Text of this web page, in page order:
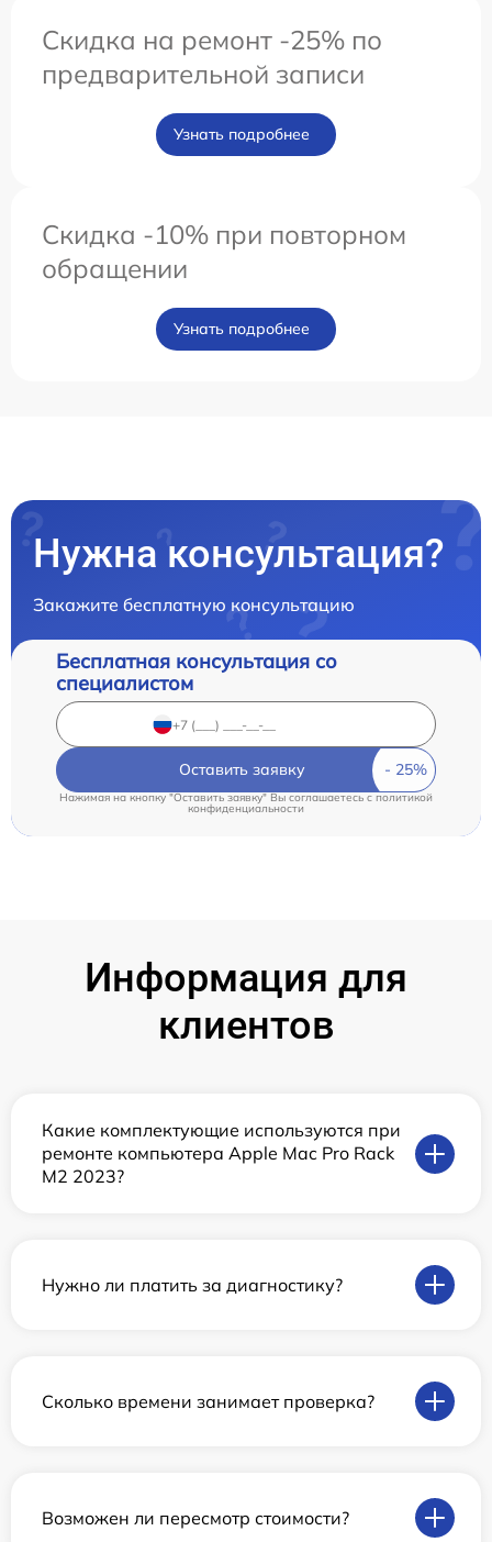
Скидка на ремонт -25% по
предварительной записи
Узнать подробнее
Скидка -10% при повторном
обращении
Узнать подробнее
Нужна консультация?
Закажите бесплатную консультацию
Бесплатная консультация со
специалистом
Оставить заявку
Нажимая на кнопку "Оставить заявку" Вы соглашаетесь c политикой
конфиденциальности
Информация для
клиентов
Какие комплектующие используются при
ремонте компьютера Apple Mac Pro Rack
M2 2023?
Нужно ли платить за диагностику?
Сколько времени занимает проверка?
Возможен ли пересмотр стоимости?